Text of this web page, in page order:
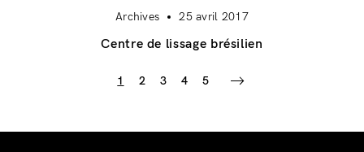
Archives 25 avril 2017
Centre de lissage brésilien
1 2 3 4 5